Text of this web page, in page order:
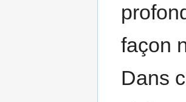
façon
Dans